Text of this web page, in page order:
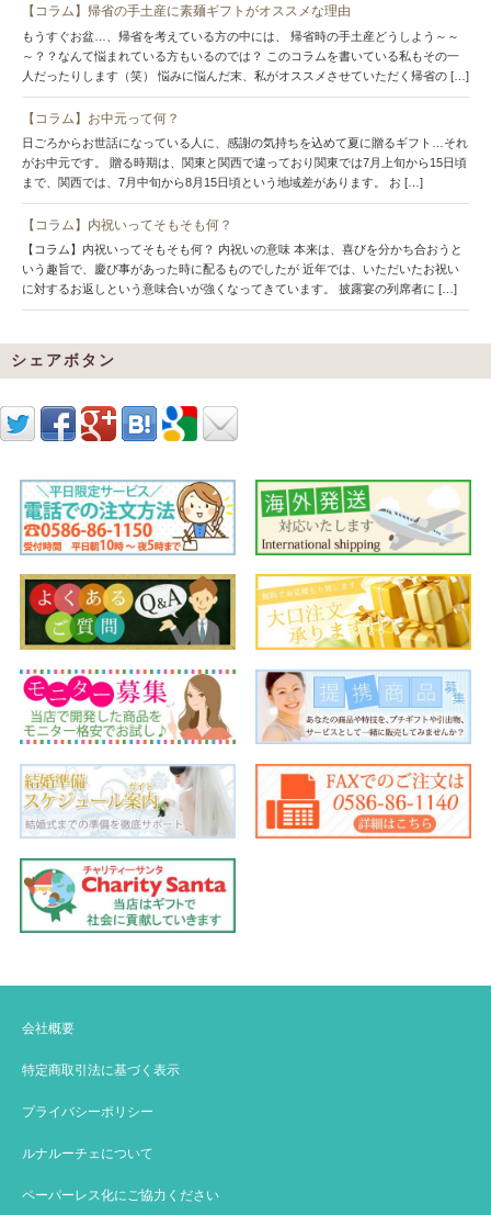
【コラム】帰省の手土産に素麺ギフトがオススメな理由
もうすぐお盆…、帰省を考えている方の中には、 帰省時の手土産どうしよう～～
～？？なんて悩まれている方もいるのでは？ このコラムを書いている私もその一
人だったりします（笑） 悩みに悩んだ末、私がオススメさせていただく帰省の […]
【コラム】お中元って何？
日ごろからお世話になっている人に、感謝の気持ちを込めて夏に贈るギフト…それ
がお中元です。 贈る時期は、関東と関西で違っており関東では7月上旬から15日頃
まで、関西では、7月中旬から8月15日頃という地域差があります。 お […]
【コラム】内祝いってそもそも何？
【コラム】内祝いってそもそも何？ 内祝いの意味 本来は、喜びを分かち合おうと
いう趣旨で、慶び事があった時に配るものでしたが 近年では、いただいたお祝い
に対するお返しという意味合いが強くなってきています。 披露宴の列席者に […]
シェアボタン
会社概要
特定商取引法に基づく表示
プライバシーポリシー
ルナルーチェについて
ペーパーレス化にご協力ください